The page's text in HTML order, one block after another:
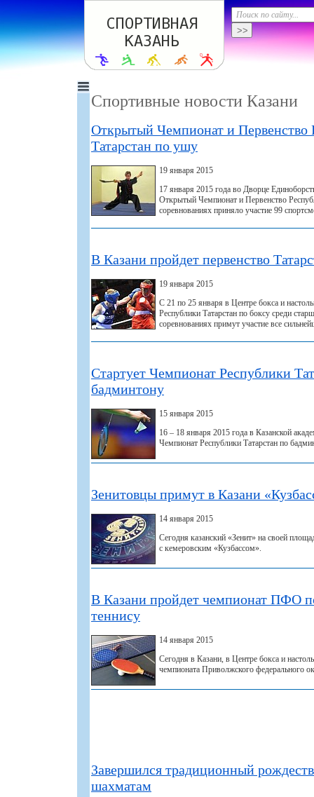
Спортивные новости Казани
Открытый Чемпионат и Первенство
Татарстан по ушу
19 января 2015
17 января 2015 года во Дворце
Открытый Чемпионат и Первенство
соревнованиях приняло участие 99
В Казани пройдет первенство
19 января 2015
С 21 по 25 января в Центре бокса и
Республики Татарстан по боксу среди
соревнованиях примут участие все
Стартует Чемпионат Республики
бадминтону
15 января 2015
16 – 18 января 2015 года в Казанской
Чемпионат Республики Татарстан по
Зенитовцы примут в Казани
14 января 2015
Сегодня казанский «Зенит» на своей
с кемеровским «Кузбассом».
В Казани пройдет чемпионат ПФО
теннису
14 января 2015
Сегодня в Казани, в Центре бокса и
чемпионата Приволжского федерального
Завершился традиционный
шахматам